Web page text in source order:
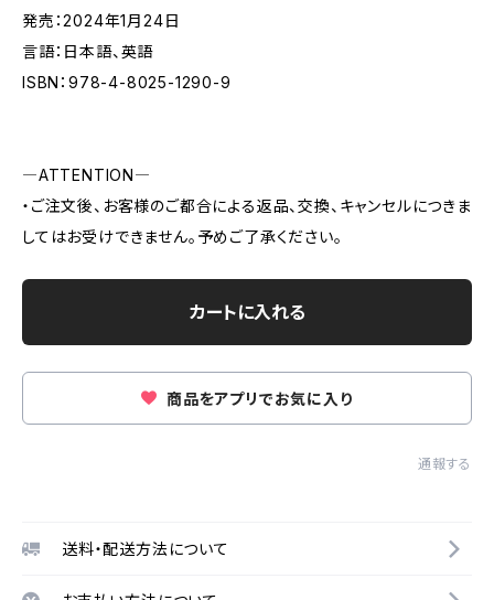
発売：2024年1月24日
言語：日本語、英語
ISBN：978-4-8025-1290-9
―ATTENTION―
・ご注文後、お客様のご都合による返品、交換、キャンセルにつきま
してはお受けできません。予めご了承ください。
カートに入れる
商品をアプリでお気に入り
通報する
送料・配送方法について